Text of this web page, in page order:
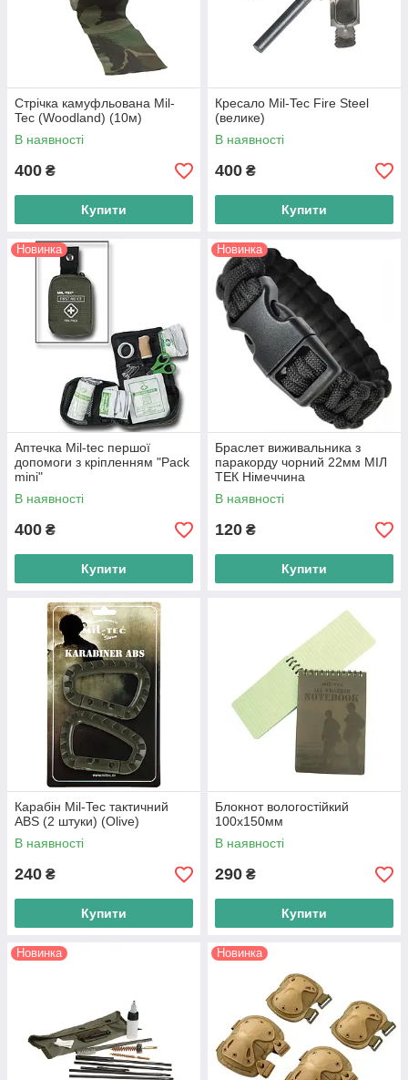
Стрічка камуфльована Mil-
Tec (Woodland) (10м)
В наявності
400 ₴
Купити
Кресало Mil-Tec Fire Steel
(велике)
В наявності
400 ₴
Купити
Новинка
Аптечка Mil-tec першої
допомоги з кріпленням "Pack
mini"
В наявності
400 ₴
Купити
Новинка
Браслет виживальника з
паракорду чорний 22мм МІЛ
ТЕК Німеччина
В наявності
120 ₴
Купити
Карабін Mil-Tec тактичний
ABS (2 штуки) (Olive)
В наявності
240 ₴
Купити
Блокнот вологостійкий
100х150мм
В наявності
290 ₴
Купити
Новинка Новинка